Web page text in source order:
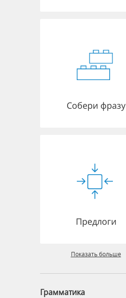
Собери фразу
Предлоги
Показать больше
Грамматика